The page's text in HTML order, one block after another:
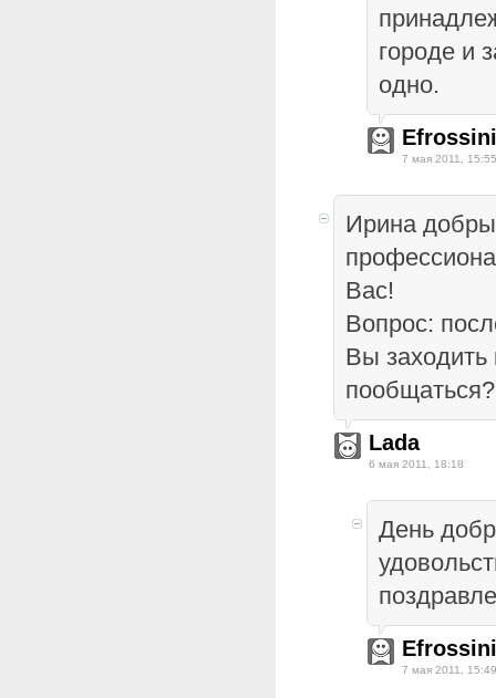
городе и
одно.
7 мая 2011, 15:55
Ирина
Вас!
Вопрос:
Вы заходить
пообщаться?
Lada
6 мая 2011, 18:18
День
7 мая 2011, 15:49